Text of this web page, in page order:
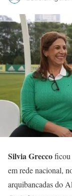
Silvia Greccoficou
em rede nacional,
arquibancadas do